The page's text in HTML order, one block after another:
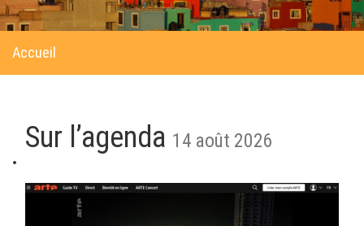
Accueil
Sur l’agenda 14 août 2026